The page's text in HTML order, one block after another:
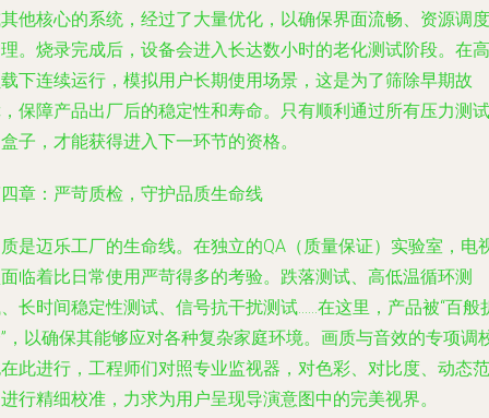
他核心的系统，经过了大量优化，以确保界面流畅、资源调度
。烧录完成后，设备会进入长达数小时的老化测试阶段。在高
下连续运行，模拟用户长期使用场景，这是为了筛除早期故
保障产品出厂后的稳定性和寿命。只有顺利通过所有压力测试
子，才能获得进入下一环节的资格。
章：严苛质检，守护品质生命线
是迈乐工厂的生命线。在独立的QA（质量保证）实验室，电
临着比日常使用严苛得多的考验。跌落测试、高低温循环测
长时间稳定性测试、信号抗干扰测试……在这里，产品被“百般
，以确保其能够应对各种复杂家庭环境。画质与音效的专项调
此进行，工程师们对照专业监视器，对色彩、对比度、动态范
行精细校准，力求为用户呈现导演意图中的完美视界。